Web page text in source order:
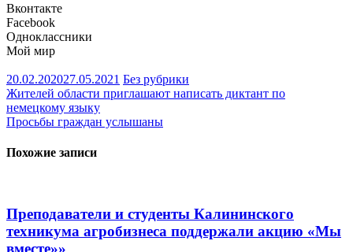
Вконтакте
Facebook
Одноклассники
Мой мир
20.02.202027.05.2021 Без рубрики
Навигация
по
Жителей области приглашают написать диктант по
немецкому языку
Просьбы граждан услышаны
Похожие записи
Преподаватели и студенты Калининского
техникума агробизнеса поддержали акцию «Мы
вместе»»